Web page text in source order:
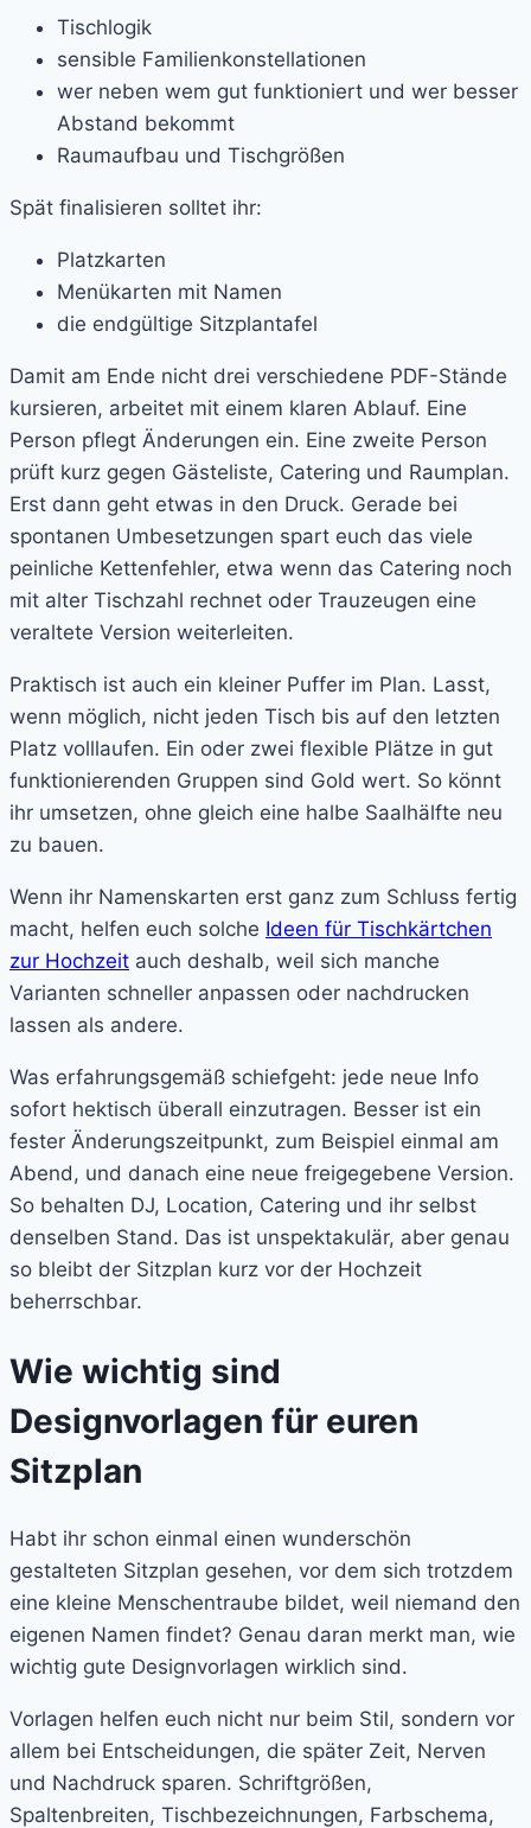
Tischlogik
sensible Familienkonstellationen
wer neben wem gut funktioniert und wer besser
Abstand bekommt
Raumaufbau und Tischgrößen
Spät finalisieren solltet ihr:
Platzkarten
Menükarten mit Namen
die endgültige Sitzplantafel
Damit am Ende nicht drei verschiedene PDF-Stände
kursieren, arbeitet mit einem klaren Ablauf. Eine
Person pflegt Änderungen ein. Eine zweite Person
prüft kurz gegen Gästeliste, Catering und Raumplan.
Erst dann geht etwas in den Druck. Gerade bei
spontanen Umbesetzungen spart euch das viele
peinliche Kettenfehler, etwa wenn das Catering noch
mit alter Tischzahl rechnet oder Trauzeugen eine
veraltete Version weiterleiten.
Praktisch ist auch ein kleiner Puffer im Plan. Lasst,
wenn möglich, nicht jeden Tisch bis auf den letzten
Platz volllaufen. Ein oder zwei flexible Plätze in gut
funktionierenden Gruppen sind Gold wert. So könnt
ihr umsetzen, ohne gleich eine halbe Saalhälfte neu
zu bauen.
Wenn ihr Namenskarten erst ganz zum Schluss fertig
macht, helfen euch solche Ideen für Tischkärtchen
zur Hochzeit auch deshalb, weil sich manche
Varianten schneller anpassen oder nachdrucken
lassen als andere.
Was erfahrungsgemäß schiefgeht: jede neue Info
sofort hektisch überall einzutragen. Besser ist ein
fester Änderungszeitpunkt, zum Beispiel einmal am
Abend, und danach eine neue freigegebene Version.
So behalten DJ, Location, Catering und ihr selbst
denselben Stand. Das ist unspektakulär, aber genau
so bleibt der Sitzplan kurz vor der Hochzeit
beherrschbar.
Wie wichtig sind
Designvorlagen für euren
Sitzplan
Habt ihr schon einmal einen wunderschön
gestalteten Sitzplan gesehen, vor dem sich trotzdem
eine kleine Menschentraube bildet, weil niemand den
eigenen Namen findet? Genau daran merkt man, wie
wichtig gute Designvorlagen wirklich sind.
Vorlagen helfen euch nicht nur beim Stil, sondern vor
allem bei Entscheidungen, die später Zeit, Nerven
und Nachdruck sparen. Schriftgrößen,
Spaltenbreiten, Tischbezeichnungen, Farbschema,